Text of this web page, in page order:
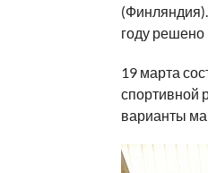
году решено
19 марта
спортивной
варианты